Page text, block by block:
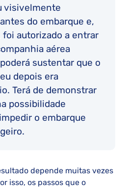
visivelmente
do embarque e,
foi autorizado a entrar
aérea
sustentar que o
depois era
Terá de demonstrar
possibilidade
o embarque
depende muitas vezes
isso, os passos que o